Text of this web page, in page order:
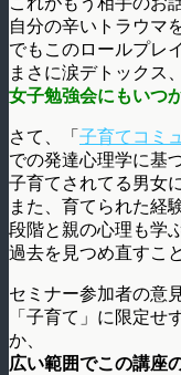
自分の辛いトラウマ
でもこのロールプレ
まさに涙デトックス
女子勉強会にもいつ
さて、「子育てコミ
での発達心理学に基
子育てされてる男女
また、育てられた経
段階と親の心理も学
過去を見つめ直すこ
セミナー参加者の意
「子育て」に限定せ
か、
広い範囲でこの講座